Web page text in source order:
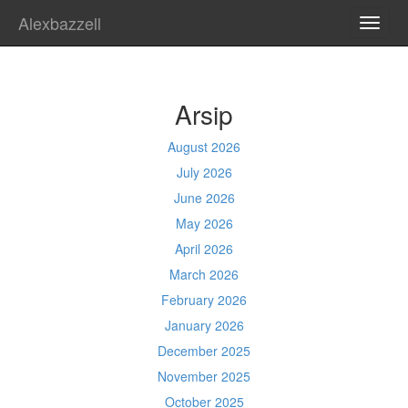
Alexbazzell
Arsip
August 2026
July 2026
June 2026
May 2026
April 2026
March 2026
February 2026
January 2026
December 2025
November 2025
October 2025